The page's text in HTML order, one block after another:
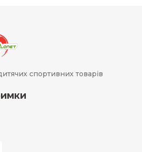
спортивних товарів